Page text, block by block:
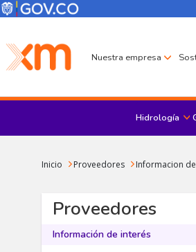
Pasar al contenido principal
Menú Corporativo
Menú de encabezado
Nuestra empresa
Hidrología
Sobrescribir enlaces de
Inicio Proveedores Informacion
Proveedores
Información de interés